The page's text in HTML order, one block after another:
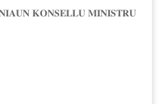
𝐊𝐎𝐍𝐒𝐄𝐋𝐋𝐔 𝐌𝐈𝐍𝐈𝐒𝐓𝐑𝐔